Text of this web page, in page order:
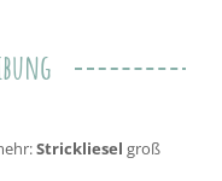
Strickliesel groß